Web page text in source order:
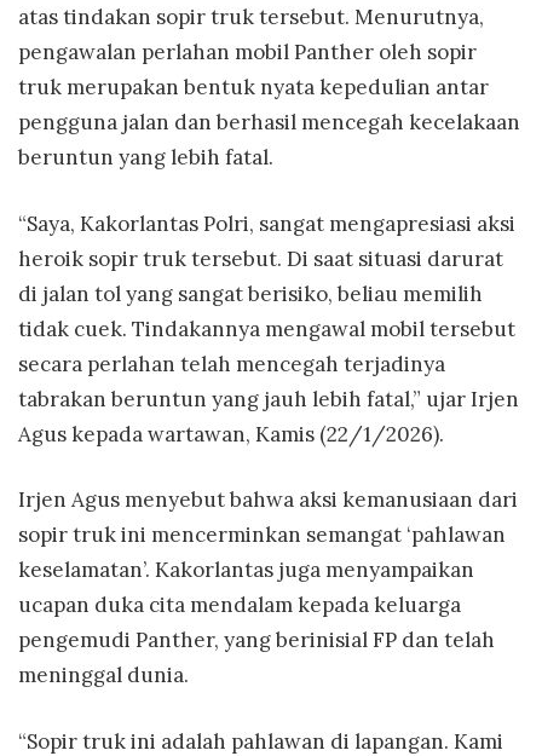
atas tindakan sopir truk tersebut. Menurutnya,
pengawalan perlahan mobil Panther oleh sopir
truk merupakan bentuk nyata kepedulian antar
pengguna jalan dan berhasil mencegah kecelakaan
beruntun yang lebih fatal.
“Saya, Kakorlantas Polri, sangat mengapresiasi aksi
heroik sopir truk tersebut. Di saat situasi darurat
di jalan tol yang sangat berisiko, beliau memilih
tidak cuek. Tindakannya mengawal mobil tersebut
secara perlahan telah mencegah terjadinya
tabrakan beruntun yang jauh lebih fatal,” ujar Irjen
Agus kepada wartawan, Kamis (22/1/2026).
Irjen Agus menyebut bahwa aksi kemanusiaan dari
sopir truk ini mencerminkan semangat ‘pahlawan
keselamatan’. Kakorlantas juga menyampaikan
ucapan duka cita mendalam kepada keluarga
pengemudi Panther, yang berinisial FP dan telah
meninggal dunia.
“Sopir truk ini adalah pahlawan di lapangan. Kami